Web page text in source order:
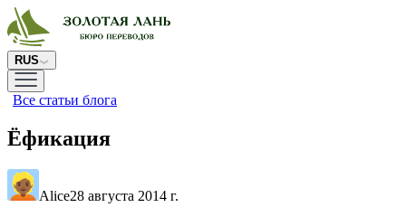
RUS
Все статьи блога
Ёфикация
Alice28 августа 2014 г.